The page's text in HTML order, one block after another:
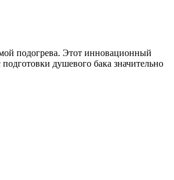
подогрева. Этот инновационный
душевого бака значительно